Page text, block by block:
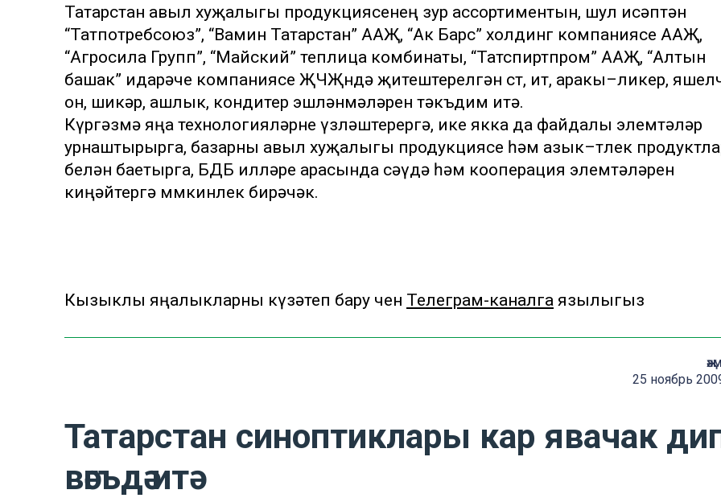
Татарстан авыл хуҗалыгы продукциясенең зур ассортиментын, шул исәптән
“Татпотребсоюз”, “Вамин Татарстан” ААҖ, “Ак Барс” холдинг компаниясе ААҖ,
“Агросила Групп”, “Майский” теплица комбинаты, “Татспиртпром” ААҖ, “Алтын
башак” идарәче компаниясе ҖЧҖндә җитештерелгән сөт, ит, аракы–ликер,
он, шикәр, ашлык, кондитер эшләнмәләрен тәкъдим итә.
Күргәзмә яңа технологияләрне үзләштерергә, ике якка да файдалы элемтәләр
урнаштырырга, базарны авыл хуҗалыгы продукциясе һәм азык–төлек
белән баетырга, БДБ илләре арасында сәүдә һәм кооперация элемтәләрен
киңәйтергә мөмкинлек бирәчәк.
Кызыклы яңалыкларны күзәтеп бару өчен Телеграм-каналга язылыгыз
25 ноябрь
Татарстан синоптиклары кар явачак
вәгъдә итә